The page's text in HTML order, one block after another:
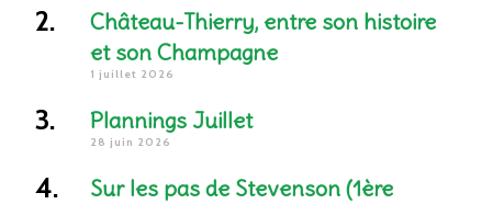
Château-Thierry, entre son histoire
et son Champagne
1 juillet 2026
Plannings Juillet
28 juin 2026
Sur les pas de Stevenson (1ère